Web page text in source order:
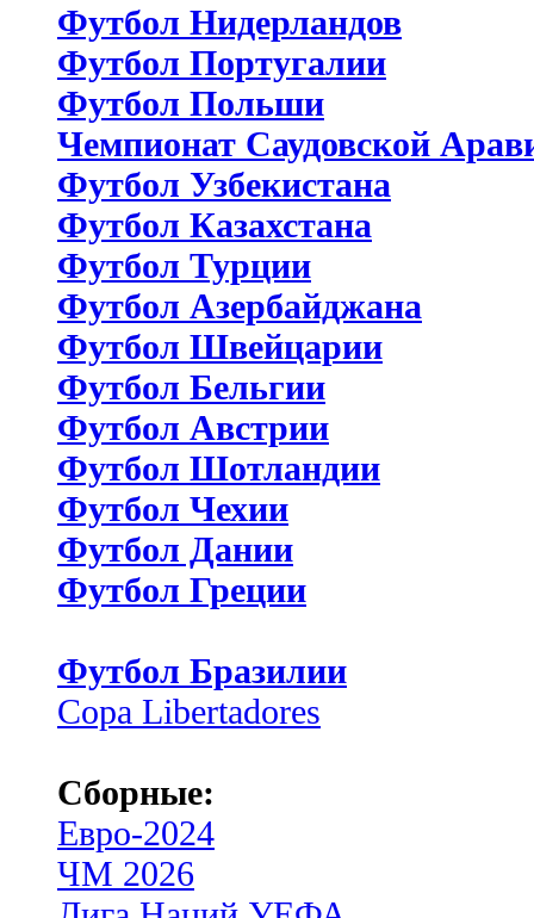
Футбол Нидерландов
Футбол Португалии
Футбол Польши
Чемпионат Саудовской
Футбол Узбекистана
Футбол Казахстана
Футбол Турции
Футбол Азербайджана
Футбол Швейцарии
Футбол Бельгии
Футбол Австрии
Футбол Шотландии
Футбол Чехии
Футбол Дании
Футбол Греции
Футбол Бразилии
Copa Libertadores
Сборные:
Евро-2024
ЧМ 2026